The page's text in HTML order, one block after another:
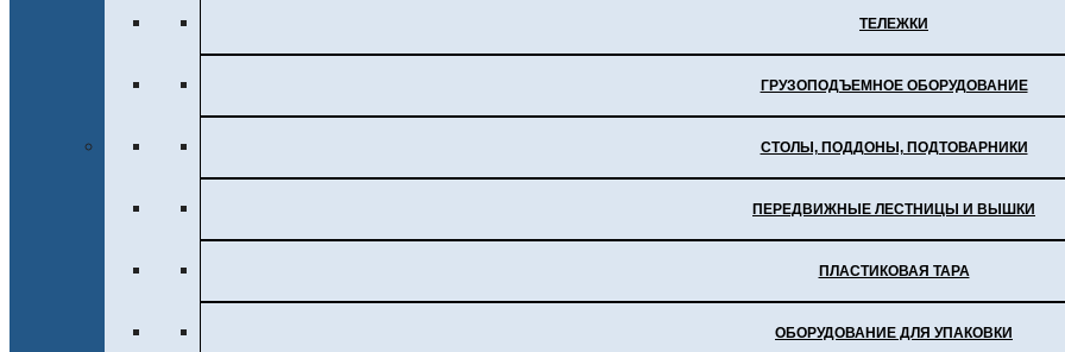
ТЕЛЕЖКИ
ГРУЗОПОДЪЕМНОЕ ОБОРУДОВАНИЕ
СТОЛЫ, ПОДДОНЫ, ПОДТОВАРНИКИ
ПЕРЕДВИЖНЫЕ ЛЕСТНИЦЫ И ВЫШКИ
ПЛАСТИКОВАЯ ТАРА
ОБОРУДОВАНИЕ ДЛЯ УПАКОВКИ